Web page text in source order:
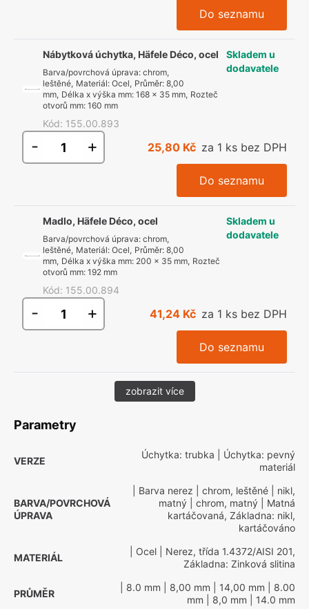
Do seznamu
Nábytková úchytka, Häfele Déco, ocel
Barva/povrchová úprava: chrom,
leštěné, Materiál: Ocel, Průměr: 8,00
mm, Délka x výška mm: 168 x 35 mm, Rozteč
otvorů mm: 160 mm
Kód: 155.00.893
Skladem u
dodavatele
- + 25,80 Kč za 1 ks bez DPH
Do seznamu
Madlo, Häfele Déco, ocel
Barva/povrchová úprava: chrom,
leštěné, Materiál: Ocel, Průměr: 8,00
mm, Délka x výška mm: 200 x 35 mm, Rozteč
otvorů mm: 192 mm
Kód: 155.00.894
Skladem u
dodavatele
- + 41,24 Kč za 1 ks bez DPH
Do seznamu
zobrazit více
Parametry
VERZE
Úchytka: trubka | Úchytka: pevný
materiál
BARVA/POVRCHOVÁ
ÚPRAVA
| Barva nerez | chrom, leštěné | nikl,
matný | chrom, matný | Matná
kartáčovaná, Základna: nikl,
kartáčováno
MATERIÁL
| Ocel | Nerez, třída 1.4372/AISI 201,
Základna: Zinková slitina
PRŮMĚR
| 8.0 mm | 8,00 mm | 14,00 mm | 8.00
mm | 8,0 mm | 14.0 mm